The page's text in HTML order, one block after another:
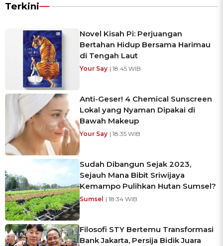
Terkini
Novel Kisah Pi: Perjuangan
Bertahan Hidup Bersama Harimau
di Tengah Laut
Your Say | 18:45 WIB
Anti-Geser! 4 Chemical Sunscreen
Lokal yang Nyaman Dipakai di
Bawah Makeup
Your Say | 18:35 WIB
Sudah Dibangun Sejak 2023,
Sejauh Mana Bibit Sriwijaya
Kemampo Pulihkan Hutan Sumsel?
Sumsel | 18:34 WIB
Filosofi STY Bertemu Transformasi
Bank Jakarta, Persija Bidik Juara